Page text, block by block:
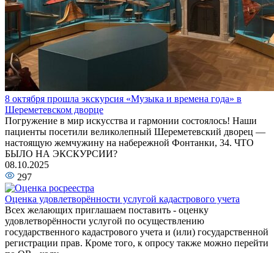
8 октября прошла экскурсия «Музыка и времена года» в
Шереметевском дворце
Погружение в мир искусства и гармонии состоялось! Наши
пациенты посетили великолепный Шереметевский дворец —
настоящую жемчужину на набережной Фонтанки, 34. ЧТО
БЫЛО НА ЭКСКУРСИИ?
08.10.2025
297
Оценка удовлетворённости услугой кадастрового учета
Всех желающих приглашаем поставить - оценку
удовлетворённости услугой по осуществлению
государственного кадастрового учета и (или) государственной
регистрации прав. Кроме того, к опросу также можно перейти